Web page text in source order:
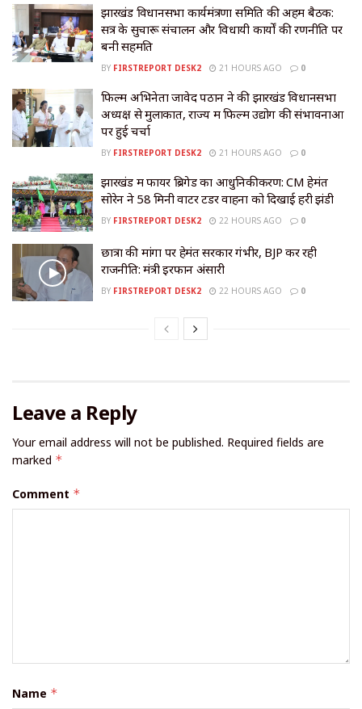
झारखंड विधानसभा कार्यमंत्रणा समिति की अहम बैठक:
सत्र के सुचारू संचालन और विधायी कार्यों की रणनीति पर
बनी सहमति
BY FIRSTREPORT DESK2 21 HOURS AGO 0
फिल्म अभिनेता जावेद पठान ने की झारखंड विधानसभा
अध्यक्ष से मुलाकात, राज्य में फिल्म उद्योग की संभावनाओं
पर हुई चर्चा
BY FIRSTREPORT DESK2 21 HOURS AGO 0
झारखंड में फायर ब्रिगेड का आधुनिकीकरण: CM हेमंत
सोरेन ने 58 मिनी वाटर टेंडर वाहनों को दिखाई हरी झंडी
BY FIRSTREPORT DESK2 22 HOURS AGO 0
छात्रों की मांगों पर हेमंत सरकार गंभीर, BJP कर रही
राजनीति: मंत्री इरफान अंसारी
BY FIRSTREPORT DESK2 22 HOURS AGO 0
Leave a Reply
Your email address will not be published. Required fields are
marked *
Comment *
Name *